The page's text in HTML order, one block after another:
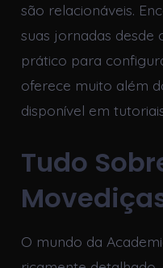
são relacionáveis.
suas jornadas desde
prático para
oferece muito além
disponível em
Tudo
O mundo da